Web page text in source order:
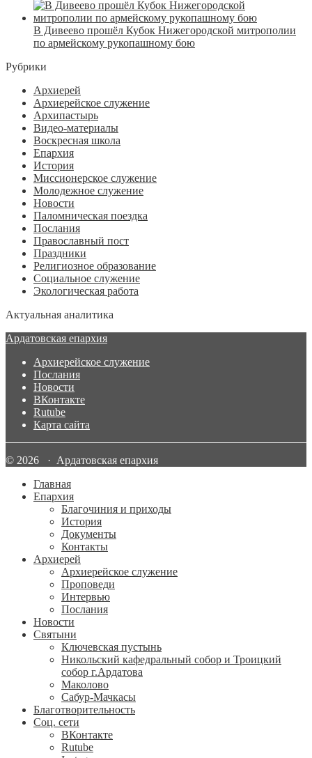
В Дивеево прошёл Кубок Нижегородской митрополии
по армейскому рукопашному бою
Рубрики
Архиерей
Архиерейское служение
Архипастырь
Видео-материалы
Воскресная школа
Епархия
История
Миссионерское служение
Молодежное служение
Новости
Паломническая поездка
Послания
Православный пост
Праздники
Религиозное образование
Социальное служение
Экологическая работа
Актуальная аналитика
Ардатовская епархия
Архиерейское служение
Послания
Новости
ВКонтакте
Rutube
Карта сайта
© 2026 · Ардатовская епархия
Главная
Епархия
Благочиния и приходы
История
Документы
Контакты
Архиерей
Архиерейское служение
Проповеди
Интервью
Послания
Новости
Святыни
Ключевская пустынь
Никольский кафедральный собор и Троицкий
собор г.Ардатова
Маколово
Сабур-Мачкасы
Благотворительность
Соц. сети
ВКонтакте
Rutube